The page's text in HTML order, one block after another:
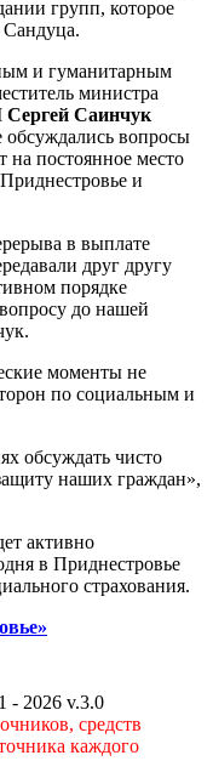
групп, которое
Сандуца.
и гуманитарным
министра
Сергей Саинчук
обсуждались вопросы
на постоянное место
и
в выплате
друг другу
порядке
до нашей
моменты не
по социальным и
обсуждать чисто
наших граждан»,
активно
в Приднестровье
страхования.
- 2026 v.3.0
средств
каждого